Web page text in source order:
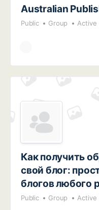
Australian
Public Group Active
Как получить
свой блог:
блогов любого
Public Group Active